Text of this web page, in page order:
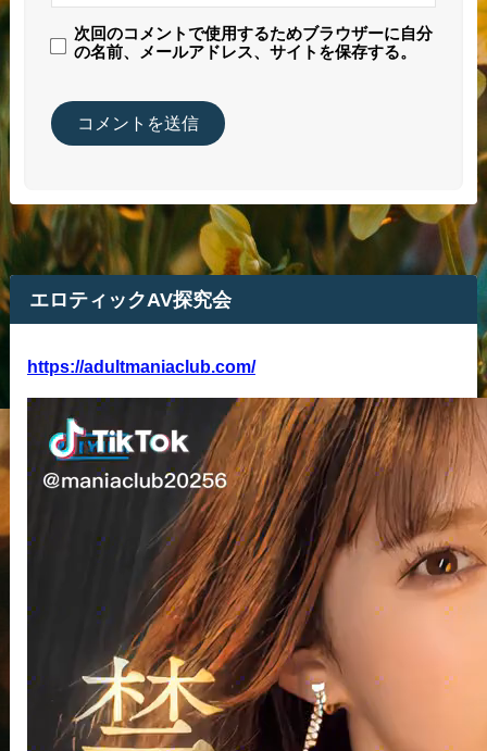
次回のコメントで使用するためブラウザーに自分
の名前、メールアドレス、サイトを保存する。
エロティックAV探究会
https://adultmaniaclub.com/